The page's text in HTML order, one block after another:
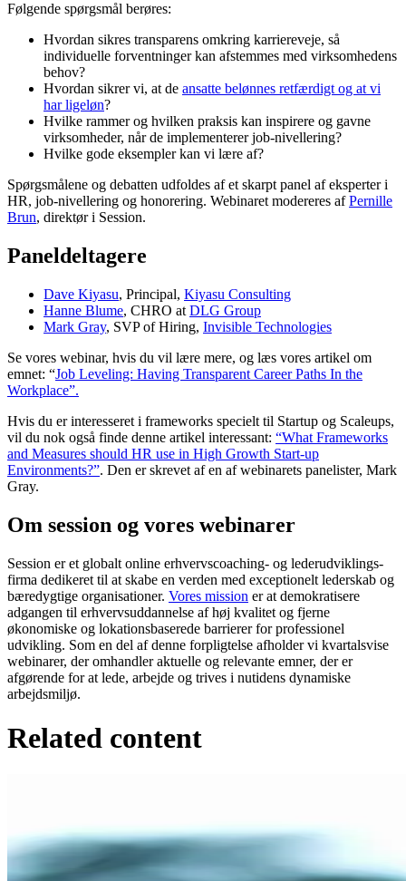
Følgende spørgsmål berøres:
Hvordan sikres transparens omkring karriereveje, så
individuelle forventninger kan afstemmes med virksomhedens
behov?
Hvordan sikrer vi, at de ansatte belønnes retfærdigt og at vi
har ligeløn?
Hvilke rammer og hvilken praksis kan inspirere og gavne
virksomheder, når de implementerer job-nivellering?
Hvilke gode eksempler kan vi lære af?
Spørgsmålene og debatten udfoldes af et skarpt panel af eksperter i
HR, job-nivellering og honorering. Webinaret modereres afPernille
Brun, direktør i Session.
Paneldeltagere
Dave Kiyasu, Principal, Kiyasu Consulting
Hanne Blume, CHRO at DLG Group
Mark Gray, SVP of Hiring, Invisible Technologies
Se vores webinar, hvis du vil lære mere, og læs vores artikel om
emnet: “Job Leveling: Having Transparent Career Paths In the
Workplace”.
Hvis du er interesseret i frameworks specielt til Startup og Scaleups,
vil du nok også finde denne artikel interessant: “What Frameworks
and Measures should HR use in High Growth Start-up
Environments?”. Den er skrevet af en af webinarets panelister, Mark
Gray.
Om session og vores webinarer
Session er et globalt online erhvervscoaching- og lederudviklings-
firma dedikeret til at skabe en verden med exceptionelt lederskab og
bæredygtige organisationer. Vores mission er at demokratisere
adgangen til erhvervsuddannelse af høj kvalitet og fjerne
økonomiske og lokationsbaserede barrierer for professionel
udvikling. Som en del af denne forpligtelse afholder vi kvartalsvise
webinarer, der omhandler aktuelle og relevante emner, der er
afgørende for at lede, arbejde og trives i nutidens dynamiske
arbejdsmiljø.
Related content